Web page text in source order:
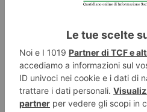
7 Agosto 2026
Coppa del Presidente al Golf Club
7 Agosto 2026
Camion perde il carico sulla rotatoria
7 Agosto 2026